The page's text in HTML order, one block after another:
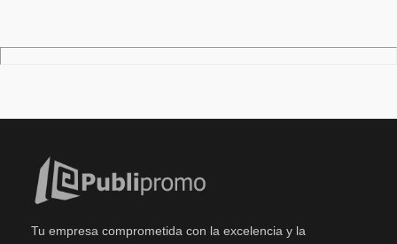
Tu empresa comprometida con la excelencia y la